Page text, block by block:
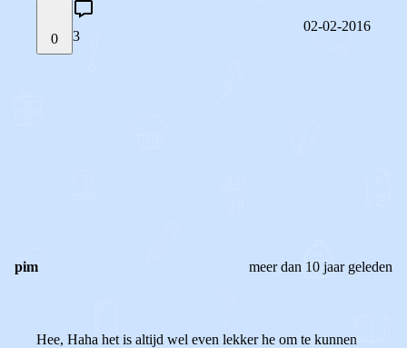
0 3
02-02-2016
pim meer dan 10 jaar geleden
Hee, Haha het is altijd wel even lekker he om te kunnen